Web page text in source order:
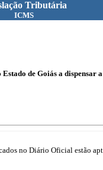
Tributária
ICMS
de Goiás a dispensar
no Diário Oficial estão